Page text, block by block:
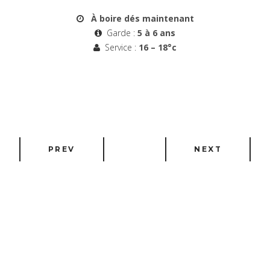
À boire dés maintenant
Garde : 5 à 6 ans
Service : 16 – 18°c
PREV NEXT